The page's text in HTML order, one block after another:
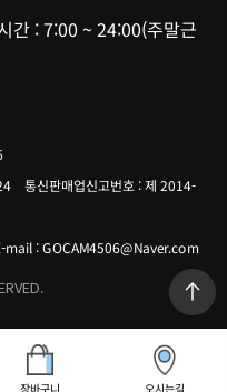
장바구니 오시는길
통신판매업신고번호 : 제 2014-
: GOCAM4506@Naver.com
간 : 7:00 ~ 24:00(주말근